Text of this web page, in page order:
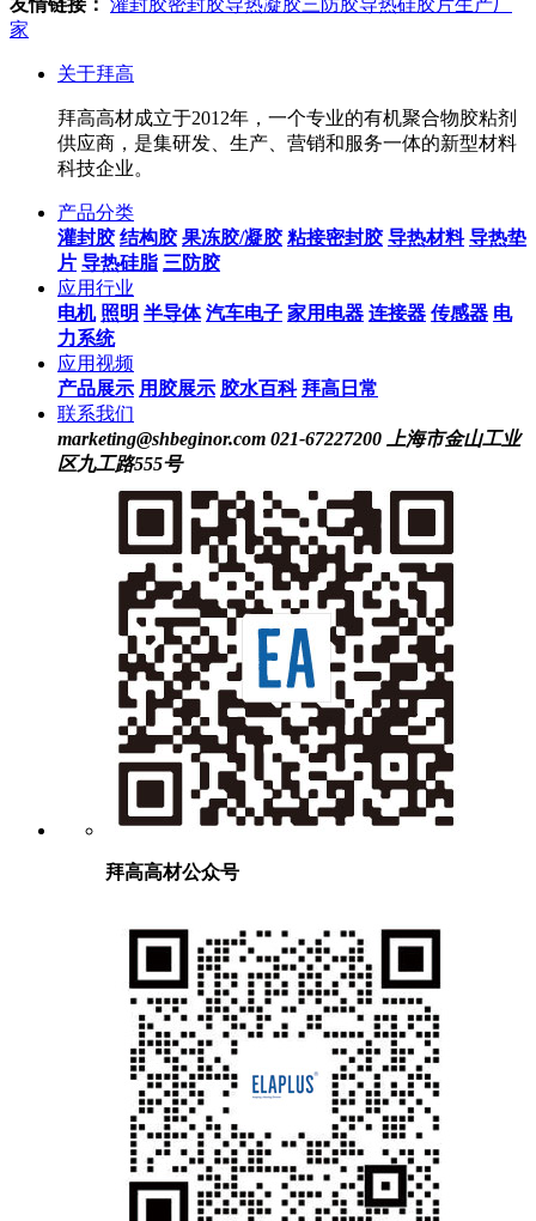
家
关于拜高
拜高高材成立于2012年，一个专业的有机聚合物胶粘剂
供应商，是集研发、生产、营销和服务一体的新型材料
科技企业。
产品分类
灌封胶 结构胶 果冻胶/凝胶 粘接密封胶 导热材料 导热垫
片 导热硅脂 三防胶
应用行业
电机 照明 半导体 汽车电子 家用电器 连接器 传感器 电
力系统
应用视频
产品展示 用胶展示 胶水百科 拜高日常
联系我们
marketing@shbeginor.com 021-67227200
上海市金山工业
区九工路555号
拜高高材公众号